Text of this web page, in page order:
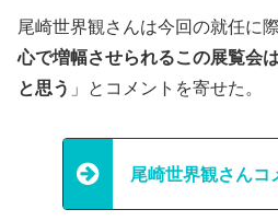
尾崎世界観さんは今回の就任に
心で増幅させられるこの展覧会
と思う 」とコメントを寄せた。
尾崎世界観さんコ